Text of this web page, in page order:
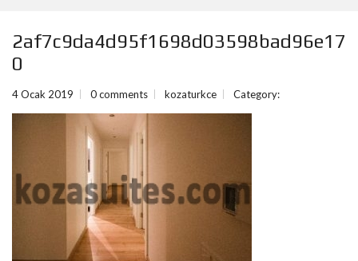
2af7c9da4d95f1698d03598bad96e17
0
4 Ocak 2019 0 comments kozaturkce Category: